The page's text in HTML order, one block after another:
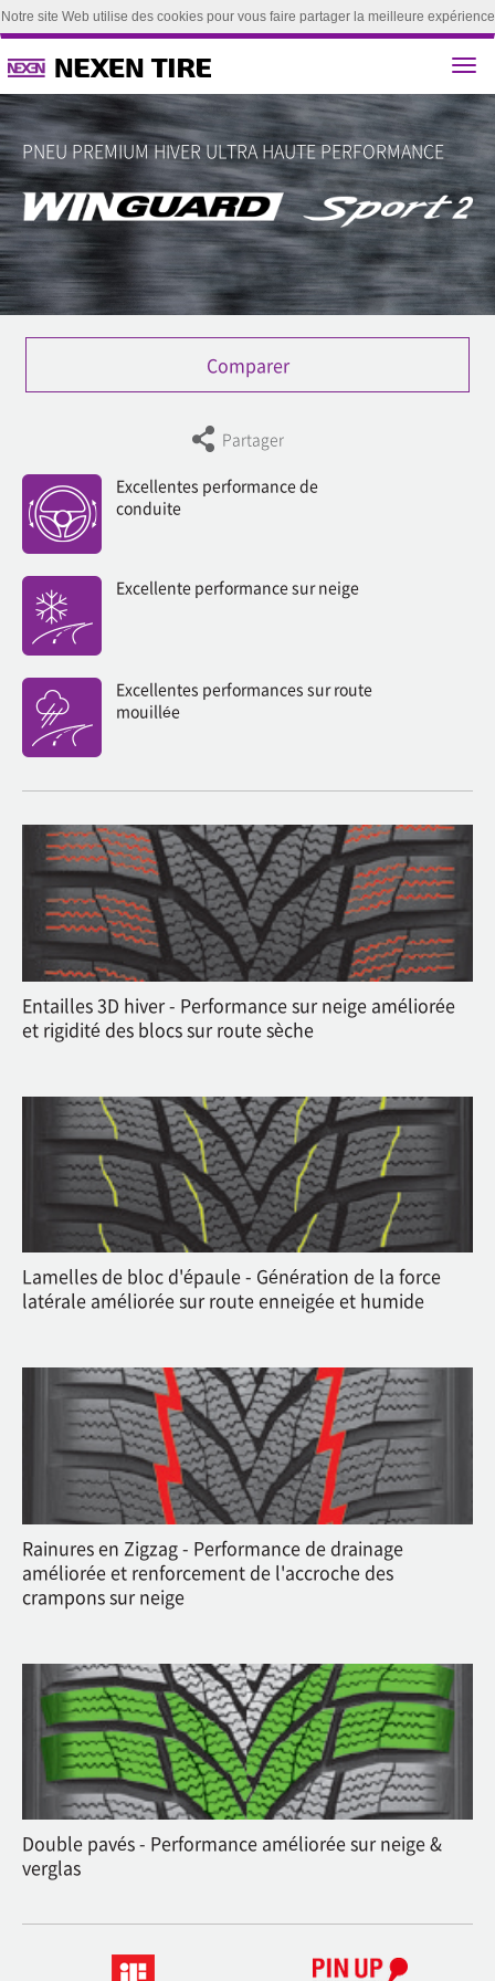
Notre site Web utilise des cookies pour vous faire partager la meilleure expérience
PNEU PREMIUM HIVER ULTRA HAUTE PERFORMANCE
Comparer
Partager
Excellentes performance de
conduite
Excellente performance sur neige
Excellentes performances sur route
mouillée
Entailles 3D hiver - Performance sur neige améliorée
et rigidité des blocs sur route sèche
Lamelles de bloc d'épaule - Génération de la force
latérale améliorée sur route enneigée et humide
Rainures en Zigzag - Performance de drainage
améliorée et renforcement de l'accroche des
crampons sur neige
Double pavés - Performance améliorée sur neige &
verglas